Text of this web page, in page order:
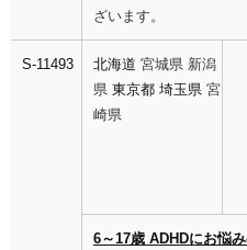
ざいます。
S-11493 北海道 宮城県 新潟
県 東京都 埼玉県 宮
崎県
6～17歳 ADHDにお悩